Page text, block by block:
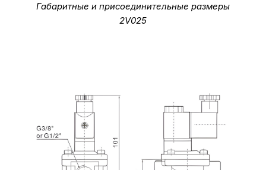
Габаритные и присоединительные размеры
2V025